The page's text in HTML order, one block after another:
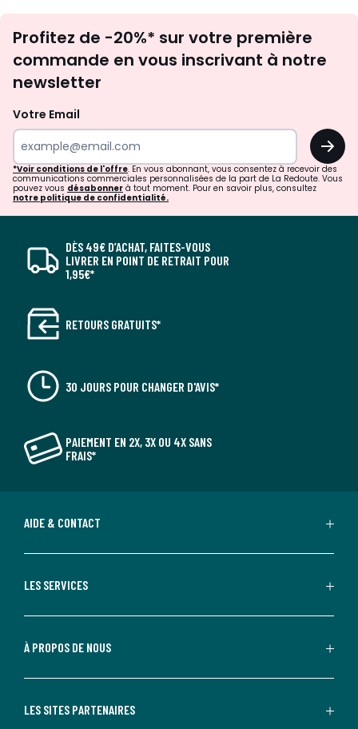
newsletter
Profitez de -20%* sur votre première
commande en vous inscrivant à notre
newsletter
Votre Email
OK
*Voir conditions de l'offre. En vous abonnant, vous consentez à recevoir des
communications commerciales personnalisées de la part de La Redoute. Vous
pouvez vous désabonner à tout moment. Pour en savoir plus, consultez
notre politique de confidentialité.
DÈS 49€ D’ACHAT, FAITES-VOUS
LIVRER EN POINT DE RETRAIT POUR
1,95€*
RETOURS GRATUITS*
30 JOURS POUR CHANGER D'AVIS*
PAIEMENT EN 2X, 3X OU 4X SANS
FRAIS*
AIDE & CONTACT
LES SERVICES
À PROPOS DE NOUS
LES SITES PARTENAIRES